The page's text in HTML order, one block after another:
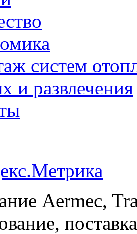
систем
и развлечения
Aermec,